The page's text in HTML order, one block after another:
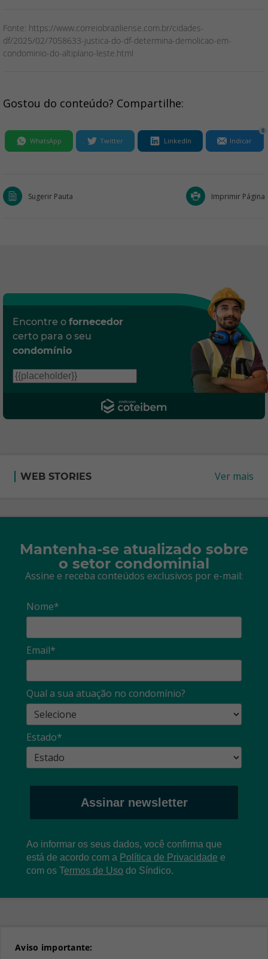
Fonte: https://www.correiobraziliense.com.br/cidades-
df/2025/02/7058633-justica-do-df-determina-demolicao-em-
condominio-do-altiplano-leste.html
Gostou do conteúdo? Compartilhe:
WhatsApp Twitter LinkedIn Indicar
0
Sugerir Pauta Imprimir Página
Encontre o fornecedor
certo para o seu
condomínio
WEB STORIES Ver mais
Mantenha-se atualizado sobre
o setor condominial
Assine e receba conteúdos exclusivos por e-mail:
Nome*
Email*
Qual a sua atuação no condomínio?
Estado*
Assinar newsletter
Ao informar os seus dados, você confirma que
está de acordo com a Política de Privacidade e
com os Termos de Uso do Síndico.
Aviso importante: